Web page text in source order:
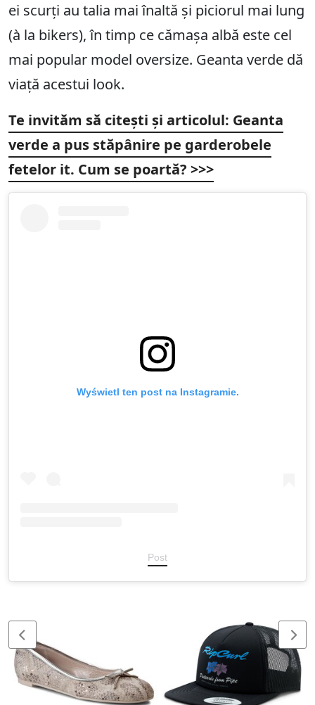
ei scurți au talia mai înaltă și piciorul mai lung
(à la bikers), în timp ce cămașa albă este cel
mai popular model oversize. Geanta verde dă
viață acestui look.
Te invităm să citești și articolul: Geanta
verde a pus stăpânire pe garderobele
fetelor it. Cum se poartă? >>>
Wyświetl ten post na Instagramie.
Post